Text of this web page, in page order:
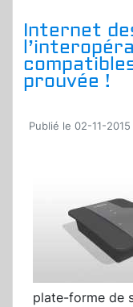
Internet
prouvée !
Publié le 02-11-
plate-forme de